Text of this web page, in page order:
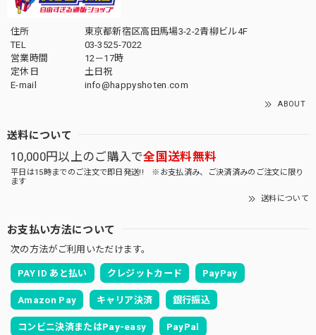
住所
東京都新宿区高田馬場3-2-2青柳ビル4F
TEL
03-3525-7022
営業時間
12－17時
定休日
土日祝
E-mail
info@happyshoten.com
ABOUT
送料について
10,000円以上のご購入で全国送料無料
平日は15時までのご注文で即日発送!! ※お支払済み、ご決済済みのご注文に限り
ます
送料について
お支払い方法について
次の方法がご利用いただけます。
PAY ID あと払い クレジットカード PayPay
Amazon Pay キャリア決済 銀行振込
コンビニ決済またはPay-easy PayPal